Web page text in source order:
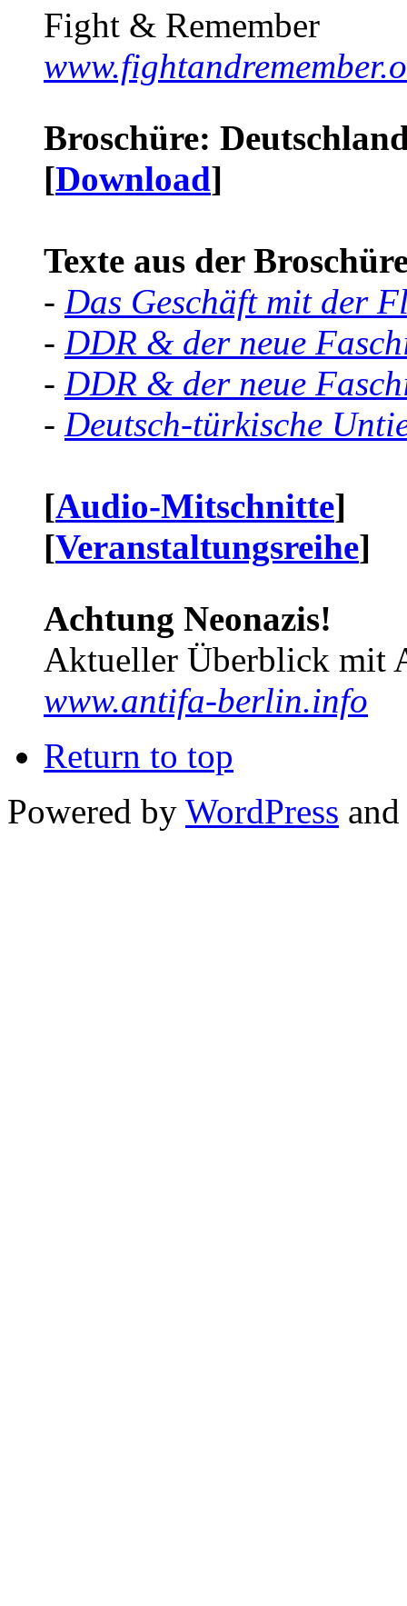
Fight & Remember
Broschüre:
[Download]
Texte aus der
- Das Geschäft mit der
- DDR & der neue
- DDR & der neue
- Deutsch-türkische
[Audio-Mitschnitte]
[Veranstaltungsreihe]
Achtung Neonazis!
Aktueller Überblick mit
www.antifa-berlin.info
Return to top
Powered by WordPress